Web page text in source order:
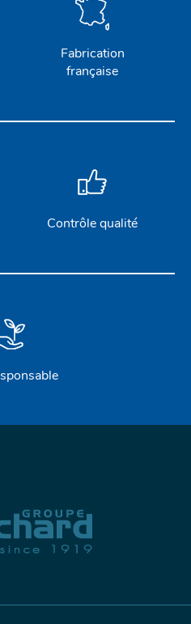
Fabrication
française
Contrôle qualité